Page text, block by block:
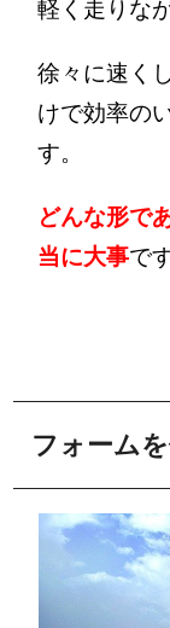
軽く走りな
徐々に速く
けで効率の
す。
どんな形で
当に大事で
フォーム